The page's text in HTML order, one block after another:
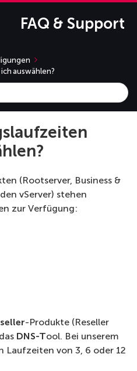
FAQ & Support
auswählen?
(Rootserver, Business &
vServer) stehen
zur Verfügung:
-Produkte (Reseller
DNS-Tool. Bei unserem
Laufzeiten von 3, 6 oder 12